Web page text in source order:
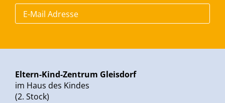
Eltern-Kind-Zentrum Gleisdorf
im Haus des Kindes
(2. Stock)